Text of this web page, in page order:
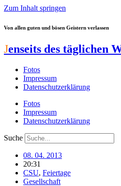
Zum Inhalt springen
Von allen guten und bösen Geistern verlassen
Jenseits des täglichen
Fotos
Impressum
Datenschutzerklärung
Fotos
Impressum
Datenschutzerklärung
Suche
08. 04. 2013
20:31
CSU, Feiertage
Gesellschaft